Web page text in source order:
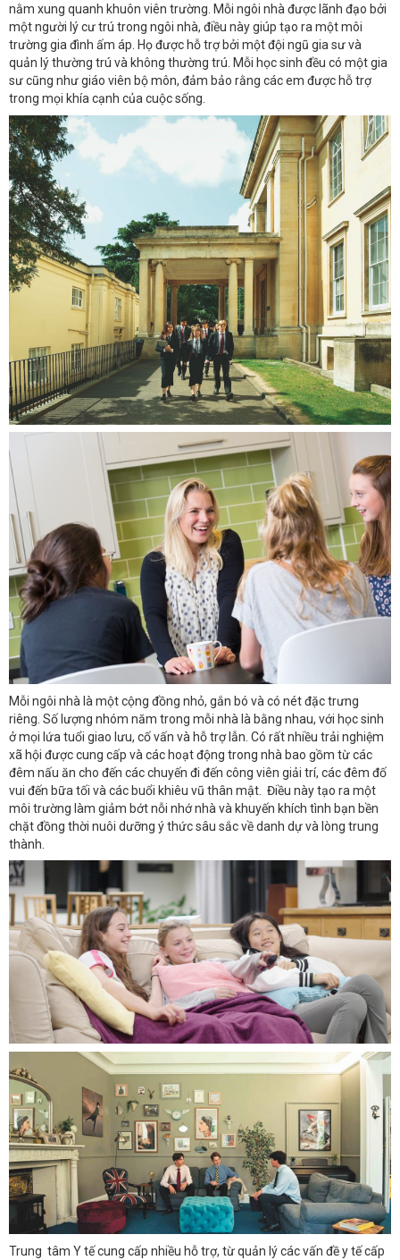
nằm xung quanh khuôn viên trường. Mỗi ngôi nhà được lãnh đạo bởi
một người lý cư trú trong ngôi nhà, điều này giúp tạo ra một môi
trường gia đình ấm áp. Họ được hỗ trợ bởi một đội ngũ gia sư và
quản lý thường trú và không thường trú. Mỗi học sinh đều có một gia
sư cũng như giáo viên bộ môn, đảm bảo rằng các em được hỗ trợ
trong mọi khía cạnh của cuộc sống.
Mỗi ngôi nhà là một cộng đồng nhỏ, gắn bó và có nét đặc trưng
riêng. Số lượng nhóm năm trong mỗi nhà là bằng nhau, với học sinh
ở mọi lứa tuổi giao lưu, cố vấn và hỗ trợ lẫn. Có rất nhiều trải nghiệm
xã hội được cung cấp và các hoạt động trong nhà bao gồm từ các
đêm nấu ăn cho đến các chuyến đi đến công viên giải trí, các đêm đố
vui đến bữa tối và các buổi khiêu vũ thân mật. Điều này tạo ra một
môi trường làm giảm bớt nỗi nhớ nhà và khuyến khích tình bạn bền
chặt đồng thời nuôi dưỡng ý thức sâu sắc về danh dự và lòng trung
thành.
Trung tâm Y tế cung cấp nhiều hỗ trợ, từ quản lý các vấn đề y tế cấp